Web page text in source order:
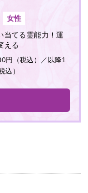
女性
当てる霊能力！運
える
円（税込）／以降1
込）